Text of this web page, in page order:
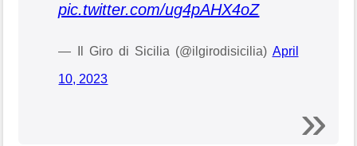
pic.twitter.com/ug4pAHX4oZ
— Il Giro di Sicilia (@ilgirodisicilia) April
10, 2023